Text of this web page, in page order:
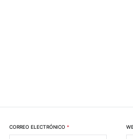
CORREO ELECTRÓNICO *